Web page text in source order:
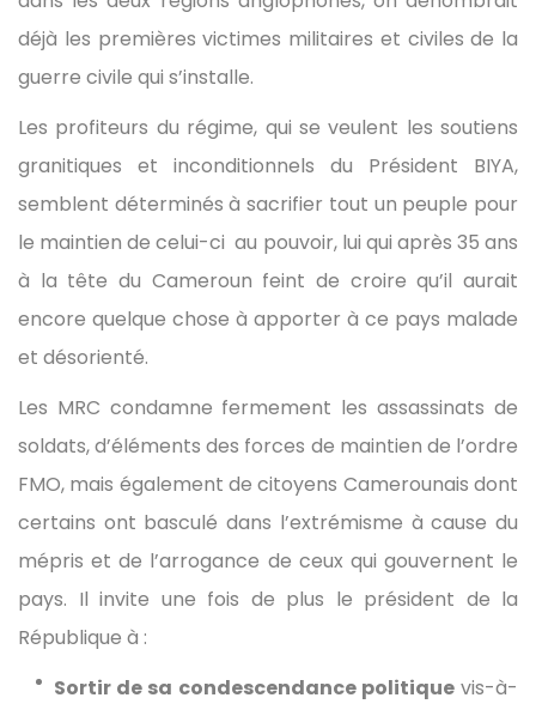
déjà les premières victimes militaires et civiles de la
guerre civile qui s’installe.
Les profiteurs du régime, qui se veulent les soutiens
granitiques et inconditionnels du Président BIYA,
semblent déterminés à sacrifier tout un peuple pour
le maintien de celui-ci au pouvoir, lui qui après 35 ans
à la tête du Cameroun feint de croire qu’il aurait
encore quelque chose à apporter à ce pays malade
et désorienté.
Les MRC condamne fermement les assassinats de
soldats, d’éléments des forces de maintien de l’ordre
FMO, mais également de citoyens Camerounais dont
certains ont basculé dans l’extrémisme à cause du
mépris et de l’arrogance de ceux qui gouvernent le
pays. Il invite une fois de plus le président de la
République à :
Sortir de sa condescendance politiquevis-à-